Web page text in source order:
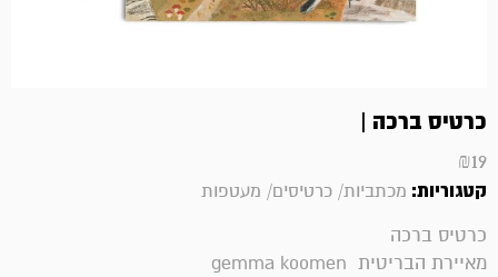
כרטיס ברכה |
₪19
קטגוריות: מכתביות/ כרטיסים/ מעטפות
כרטיס ברכה
מאיירת הבריטית gemma koomen